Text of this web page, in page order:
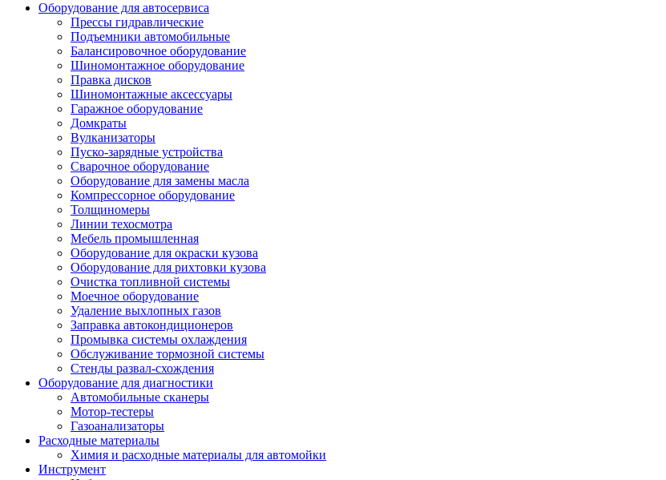
Оборудование для автосервиса
Прессы гидравлические
Подъемники автомобильные
Балансировочное оборудование
Шиномонтажное оборудование
Правка дисков
Шиномонтажные аксессуары
Гаражное оборудование
Домкраты
Вулканизаторы
Пуско-зарядные устройства
Сварочное оборудование
Оборудование для замены масла
Компрессорное оборудование
Толщиномеры
Линии техосмотра
Мебель промышленная
Оборудование для окраски кузова
Оборудование для рихтовки кузова
Очистка топливной системы
Моечное оборудование
Удаление выхлопных газов
Заправка автокондиционеров
Промывка системы охлаждения
Обслуживание тормозной системы
Стенды развал-схождения
Оборудование для диагностики
Автомобильные сканеры
Мотор-тестеры
Газоанализаторы
Расходные материалы
Химия и расходные материалы для автомойки
Инструмент